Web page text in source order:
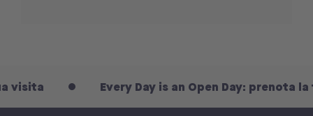
Every Day is an Open Day: prenota la tua